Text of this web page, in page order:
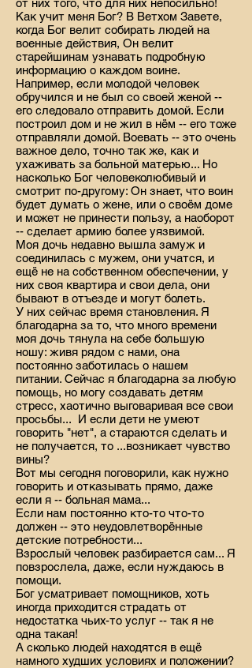
от них того, что для них непосильно!
Как учит меня Бог? В Ветхом Завете,
когда Бог велит собирать людей на
военные действия, Он велит
старейшинам узнавать подробную
информацию о каждом воине.
Например, если молодой человек
обручился и не был со своей женой --
его следовало отправить домой. Если
построил дом и не жил в нём -- его тоже
отправляли домой. Воевать -- это очень
важное дело, точно так же, как и
ухаживать за больной матерью... Но
насколько Бог человеколюбивый и
смотрит по-другому: Он знает, что воин
будет думать о жене, или о своём доме
и может не принести пользу, а наоборот
-- сделает армию более уязвимой.
Моя дочь недавно вышла замуж и
соединилась с мужем, они учатся, и
ещё не на собственном обеспечении, у
них своя квартира и свои дела, они
бывают в отъезде и могут болеть.
У них сейчас время становления. Я
благодарна за то, что много времени
моя дочь тянула на себе большую
ношу: живя рядом с нами, она
постоянно заботилась о нашем
питании. Сейчас я благодарна за любую
помощь, но могу создавать детям
стресс, хаотично выговаривая все свои
просьбы... И если дети не умеют
говорить "нет", а стараются сделать и
не получается, то ...возникает чувство
вины?
Вот мы сегодня поговорили, как нужно
говорить и отказывать прямо, даже
если я -- больная мама...
Если нам постоянно кто-то что-то
должен -- это неудовлетворённые
детские потребности...
Взрослый человек разбирается сам... Я
повзрослела, даже, если нуждаюсь в
помощи.
Бог усматривает помощников, хоть
иногда приходится страдать от
недостатка чьих-то услуг -- так я не
одна такая!
А сколько людей находятся в ещё
намного худших условиях и положении?